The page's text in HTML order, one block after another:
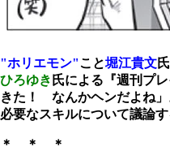
"ホリエモン"こと堀江貴文
ひろゆき 氏による『週刊プ
きた！ なんかヘンだよね」
必要なスキルについて議論す
＊ ＊ ＊